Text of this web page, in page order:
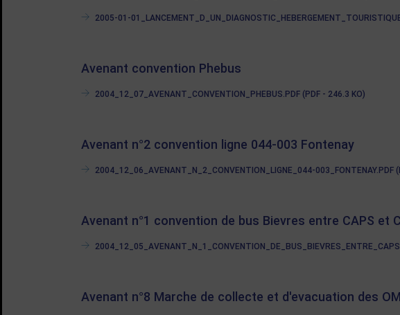
2005-01-
Avenant convention Phebus
2004_12_07_AVENANT_CONVENTION_PHEBUS.PDF (PDF - 246.3 KO)
Avenant n°2 convention ligne 044-003 Fontenay
2004_12_06_AVENANT_N_2_CONVENTION_LIGNE_044-003_FONTENAY.PDF
Avenant n°1 convention de bus Bievres entre CAPS et
Avenant n°8 Marche de collecte et d'evacuation des